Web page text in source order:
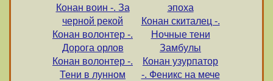
Конан воин -. За
черной рекой
Конан волонтер -.
Дорога орлов
Конан волонтер -.
Тени в лунном
эпоха
Конан скиталец -.
Ночные тени
Замбулы
Конан узурпатор
-. Феникс на мече